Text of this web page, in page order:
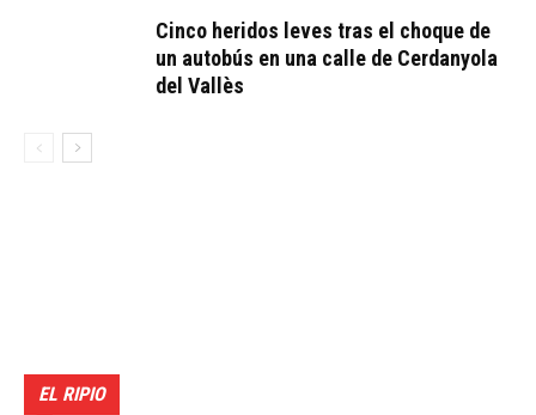
Cinco heridos leves tras el choque de
un autobús en una calle de Cerdanyola
del Vallès
EL RIPIO